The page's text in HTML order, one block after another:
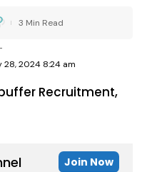
28, 2024 8:24 am
3 Min Read
Join Now